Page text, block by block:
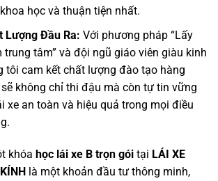
học và thuận tiện nhất.
Lượng Đầu Ra: Với phương pháp “Lấy
trung tâm” và đội ngũ giáo viên giàu kinh
tôi cam kết chất lượng đào tạo hàng
không chỉ thi đậu mà còn tự tin vững
xe an toàn và hiệu quả trong mọi điều
khóa học lái xe B trọn gói tại LÁI XE
là một khoản đầu tư thông minh,